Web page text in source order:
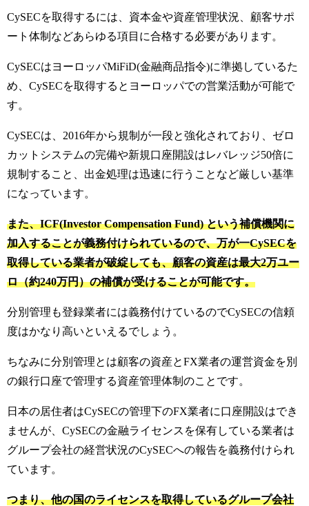
CySECを取得するには、資本金や資産管理状況、顧客サポ
ート体制などあらゆる項目に合格する必要があります。
CySECはヨーロッパMiFiD(金融商品指令)に準拠しているた
め、CySECを取得するとヨーロッパでの営業活動が可能で
す。
CySECは、2016年から規制が一段と強化されており、ゼロ
カットシステムの完備や新規口座開設はレバレッジ50倍に
規制すること、出金処理は迅速に行うことなど厳しい基準
になっています。
また、ICF(Investor Compensation Fund) という補償機関に
加入することが義務付けられているので、万が一CySECを
取得している業者が破綻しても、顧客の資産は最大2万ユー
ロ（約240万円）の補償が受けることが可能です。
分別管理も登録業者には義務付けているのでCySECの信頼
度はかなり高いといえるでしょう。
ちなみに分別管理とは顧客の資産とFX業者の運営資金を別
の銀行口座で管理する資産管理体制のことです。
日本の居住者はCySECの管理下のFX業者に口座開設はでき
ませんが、CySECの金融ライセンスを保有している業者は
グループ会社の経営状況のCySECへの報告を義務付けられ
ています。
つまり、他の国のライセンスを取得しているグループ会社